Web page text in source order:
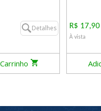
Detalhes R$ 17,90
À vista